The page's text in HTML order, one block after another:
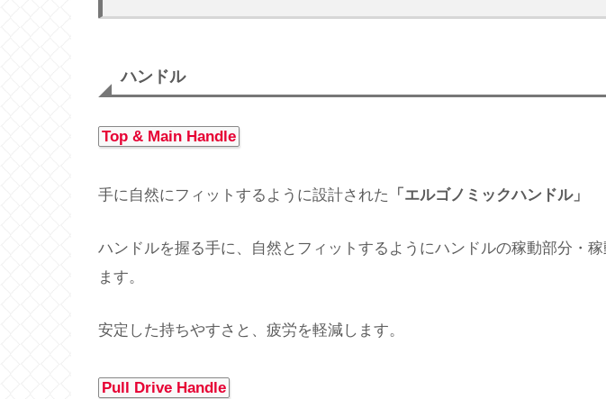
ハンドル
Top & Main Handle
手に自然にフィットするように設計された 「エルゴノミックハンドル」
ハンドルを握る手に、自然とフィットするようにハンドルの稼動部分・
ます。
安定した持ちやすさと、疲労を軽減します。
Pull Drive Handle